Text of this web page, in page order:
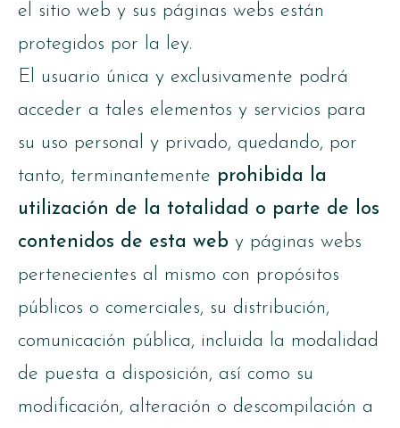
el sitio web y sus páginas webs están
protegidos por la ley.
El usuario única y exclusivamente podrá
acceder a tales elementos y servicios para
su uso personal y privado, quedando, por
tanto, terminantemente prohibida la
utilización de la totalidad o parte de los
contenidos de esta web y páginas webs
pertenecientes al mismo con propósitos
públicos o comerciales, su distribución,
comunicación pública, incluida la modalidad
de puesta a disposición, así como su
modificación, alteración o descompilación a